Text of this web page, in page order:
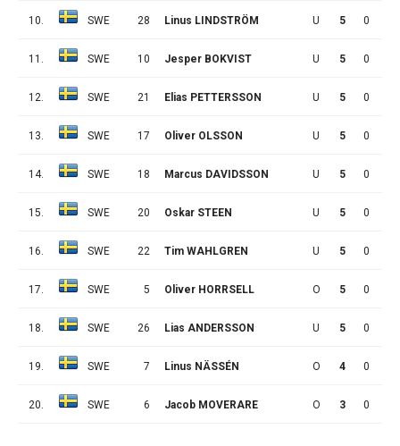
10. SWE 28 Linus LINDSTRÖM U 5 0
11. SWE 10 Jesper BOKVIST U 5 0
12. SWE 21 Elias PETTERSSON U 5 0
13. SWE 17 Oliver OLSSON U 5 0
14. SWE 18 Marcus DAVIDSSON U 5 0
15. SWE 20 Oskar STEEN U 5 0
16. SWE 22 Tim WAHLGREN U 5 0
17. SWE 5 Oliver HORRSELL O 5 0
18. SWE 26 Lias ANDERSSON U 5 0
19. SWE 7 Linus NÄSSÉN O 4 0
20. SWE 6 Jacob MOVERARE O 3 0